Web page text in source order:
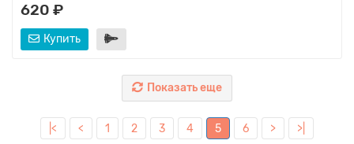
620 ₽
Купить
Показать еще
|< < 1 2 3 4 5 6 > >|